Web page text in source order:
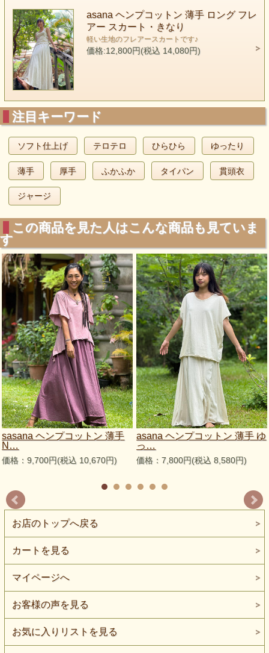
asana ヘンプコットン 薄手 ロング フレ
アー スカート・きなり
軽い生地のフレアースカートです♪
価格:12,800円(税込 14,080円)
注目キーワード
ソフト仕上げ テロテロ ひらひら ゆったり
薄手 厚手 ふかふか タイパン 貫頭衣
ジャージ
この商品を見た人はこんな商品も見ていま
す
sasana ヘンプコットン 薄手
N…
価格：9,700円(税込 10,670円)
asana ヘンプコットン 薄手 ゆ
っ…
価格：7,800円(税込 8,580円)
お店のトップへ戻る
カートを見る
マイページへ
お客様の声を見る
お気に入りリストを見る